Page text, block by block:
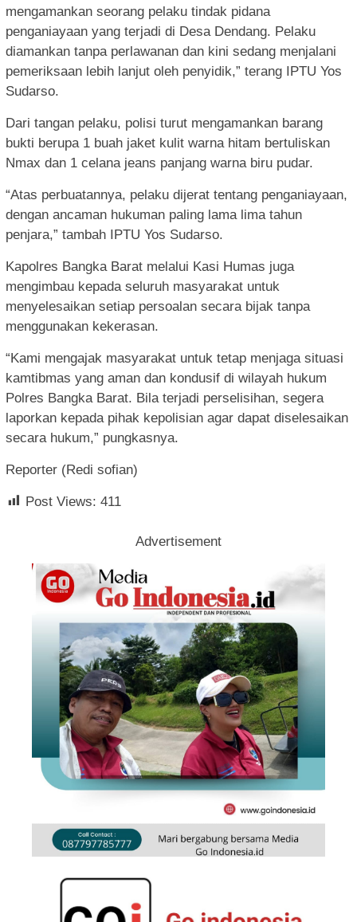
mengamankan seorang pelaku tindak pidana
penganiayaan yang terjadi di Desa Dendang. Pelaku
diamankan tanpa perlawanan dan kini sedang menjalani
pemeriksaan lebih lanjut oleh penyidik,” terang IPTU Yos
Sudarso.
Dari tangan pelaku, polisi turut mengamankan barang
bukti berupa 1 buah jaket kulit warna hitam bertuliskan
Nmax dan 1 celana jeans panjang warna biru pudar.
“Atas perbuatannya, pelaku dijerat tentang penganiayaan,
dengan ancaman hukuman paling lama lima tahun
penjara,” tambah IPTU Yos Sudarso.
Kapolres Bangka Barat melalui Kasi Humas juga
mengimbau kepada seluruh masyarakat untuk
menyelesaikan setiap persoalan secara bijak tanpa
menggunakan kekerasan.
“Kami mengajak masyarakat untuk tetap menjaga situasi
kamtibmas yang aman dan kondusif di wilayah hukum
Polres Bangka Barat. Bila terjadi perselisihan, segera
laporkan kepada pihak kepolisian agar dapat diselesaikan
secara hukum,” pungkasnya.
Reporter (Redi sofian)
Post Views: 411
Advertisement